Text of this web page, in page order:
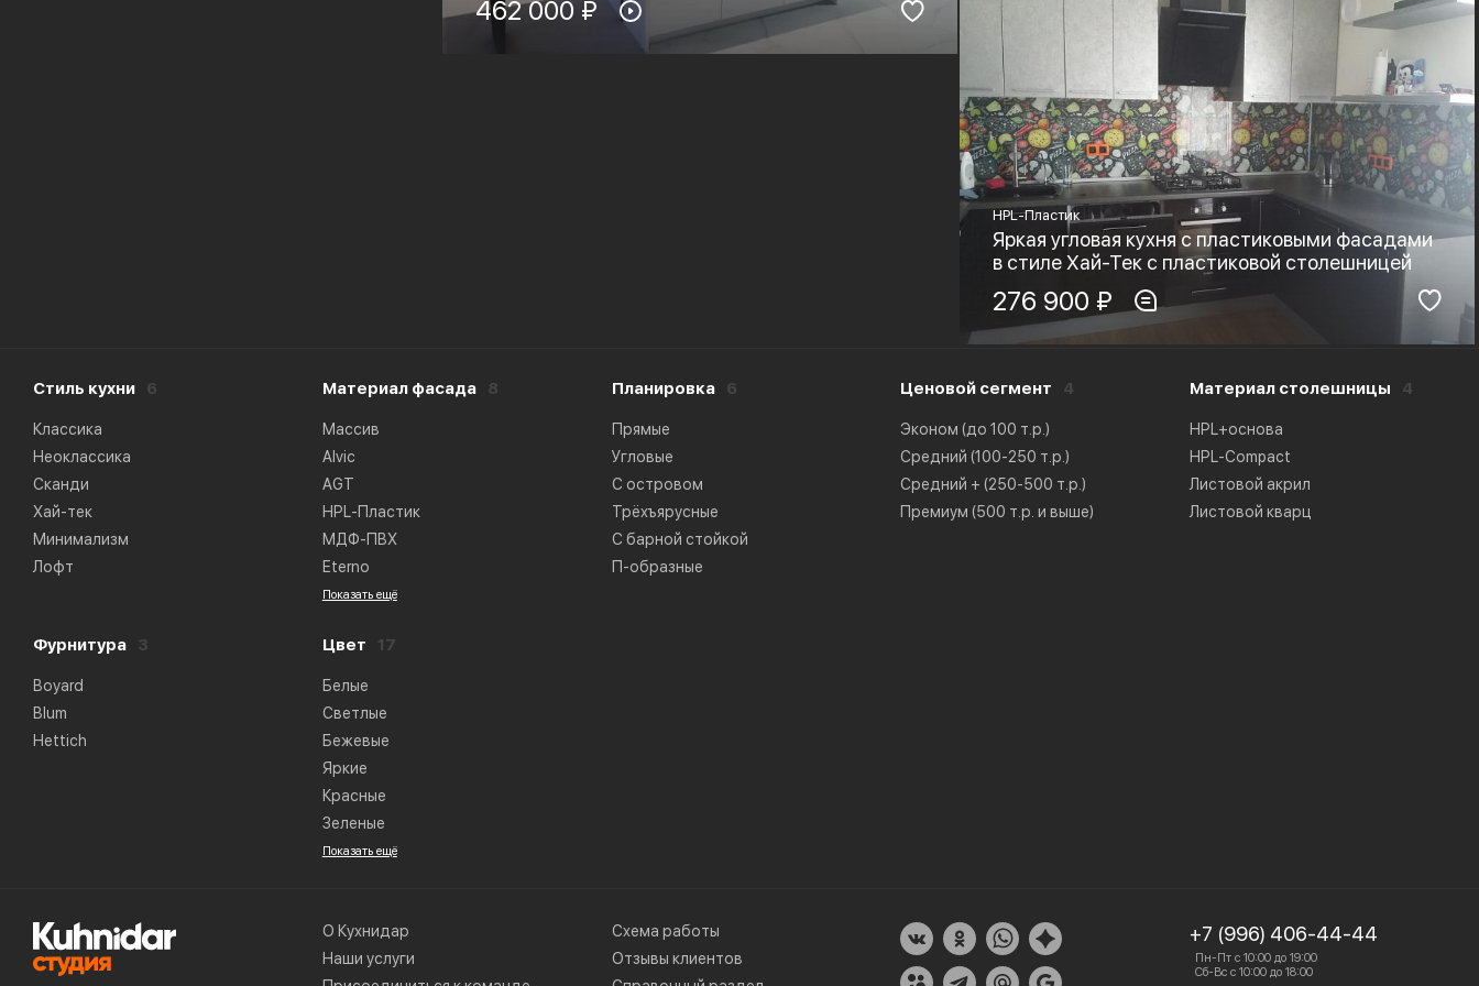
HPL+основа
462 000 ₽
HPL-Пластик
Яркая угловая кухня с пластиковыми фасадами
в стиле Хай-Тек с пластиковой столешницей
Материал фасадов:
HPL-Пластик
Boyard, Blum Хай-тек, Минимализм
276 900 ₽
Стиль кухни 6
Классика
Неоклассика
Сканди
Хай-тек
Минимализм
Лофт
Материал фасада 8
Массив
Alvic
AGT
HPL-Пластик
МДФ-ПВХ
Eterno
Показать ещё
Планировка 6
Прямые
Угловые
С островом
Трёхъярусные
С барной стойкой
П-образные
Ценовой сегмент 4
Эконом (до 100 т.р.)
Средний (100-250 т.р.)
Средний + (250-500 т.р.)
Премиум (500 т.р. и выше)
Материал столешницы 4
HPL+основа
HPL-Compact
Листовой акрил
Листовой кварц
Фурнитура 3
Boyard
Blum
Hettich
Цвет 17
Белые
Светлые
Бежевые
Яркие
Красные
Зеленые
Показать ещё
О Кухнидар
Наши услуги
Схема работы
Отзывы клиентов
+7 (996) 406-44-44
Пн-Пт с 10:00 до 19:00
Сб-Вс с 10:00 до 18:00